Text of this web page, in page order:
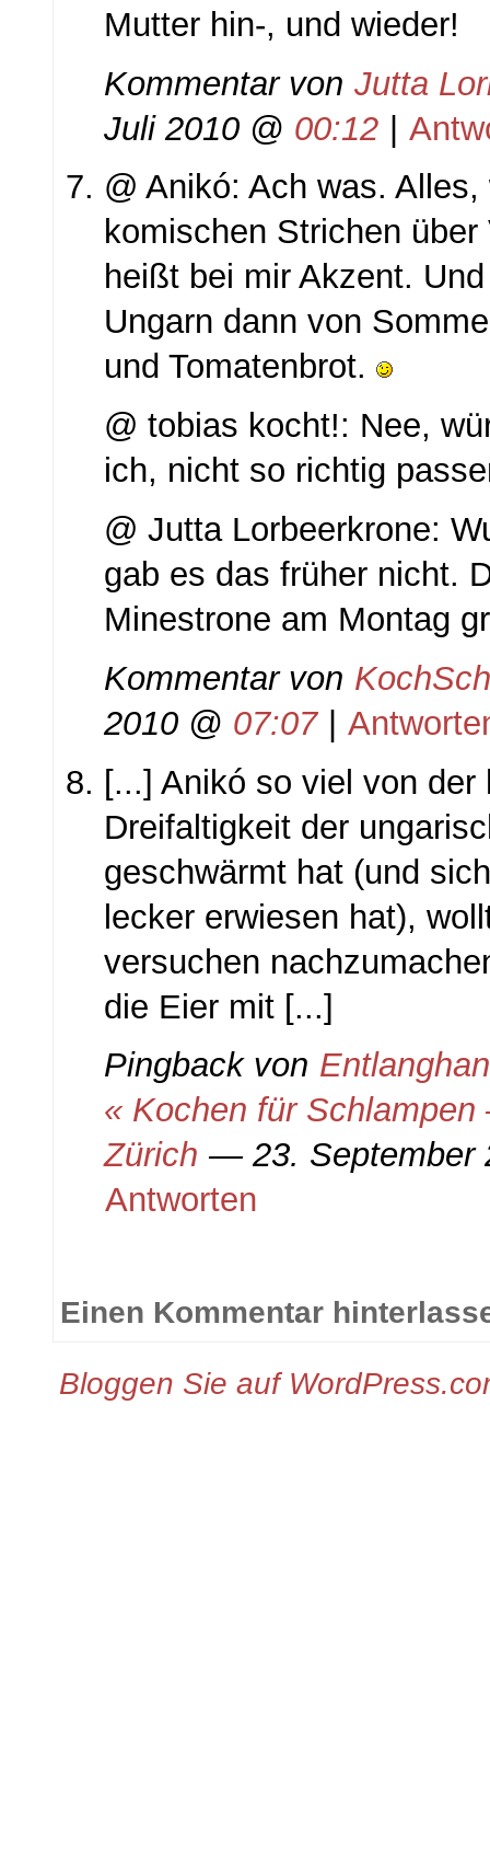
Mutter hin-, und wieder!
Kommentar von Jutta
Juli 2010 @ 00:12 |
@ Anikó: Ach was.
komischen Strichen
heißt bei mir Akzent.
Ungarn dann von
und Tomatenbrot.
@ tobias kocht!: Nee,
ich, nicht so richtig
@ Jutta Lorbeerkrone:
gab es das früher nicht.
Minestrone am Montag
Kommentar von
2010 @ 07:07
[...] Anikó so viel von der
Dreifaltigkeit der
geschwärmt hat (und
lecker erwiesen hat),
versuchen
die Eier mit [...]
Pingback von
« Kochen für
Zürich — 23. September
Antworten
Einen Kommentar
Bloggen Sie auf